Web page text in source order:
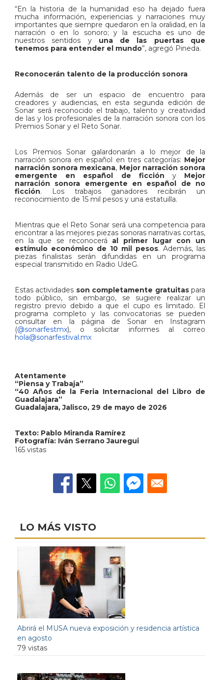
“En la historia de la humanidad eso ha dejado fuera
mucha información, experiencias y narraciones muy
importantes que siempre quedaron en la oralidad, en la
narración o en lo sonoro; y la escucha es uno de
nuestros sentidos y una de las puertas que
tenemos para entender el mundo”, agregó Pineda.
Reconocerán talento de la producción sonora
Además de ser un espacio de encuentro para
creadores y audiencias, en esta segunda edición de
Sonar será reconocido el trabajo, talento y creatividad
de las y los profesionales de la narración sonora con los
Premios Sonar y el Reto Sonar.
Los Premios Sonar galardonarán a lo mejor de la
narración sonora en español en tres categorías: Mejor
narración sonora mexicana, Mejor narración sonora
emergente en español de ficción y Mejor
narración sonora emergente en español de no
ficción. Los trabajos ganadores recibirán un
reconocimiento de 15 mil pesos y una estatuilla.
Mientras que el Reto Sonar será una competencia para
encontrar a las mejores piezas sonoras narrativas cortas,
en la que se reconocerá al primer lugar con un
estímulo económico de 10 mil pesos. Además, las
piezas finalistas serán difundidas en un programa
especial transmitido en Radio UdeG.
Estas actividades son completamente gratuitaspara
todo público, sin embargo, se sugiere realizar un
registro previo debido a que el cupo es limitado. El
programa completo y las convocatorias se pueden
consultar en la página de Sonar en Instagram
(@sonarfestmx), o solicitar informes al correo
hola@sonarfestival.mx
Atentamente
“Piensa y Trabaja”
“40 Años de la Feria Internacional del Libro de
Guadalajara”
Guadalajara, Jalisco, 29 de mayo de 2026
Texto: Pablo Miranda Ramírez
Fotografía: Iván Serrano Jauregui
165 vistas
LO MÁS VISTO
Abrirá el MUSA nueva exposición y residencia artística
en agosto
79 vistas